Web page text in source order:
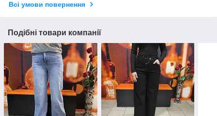
Всі умови повернення
Подібні товари компанії